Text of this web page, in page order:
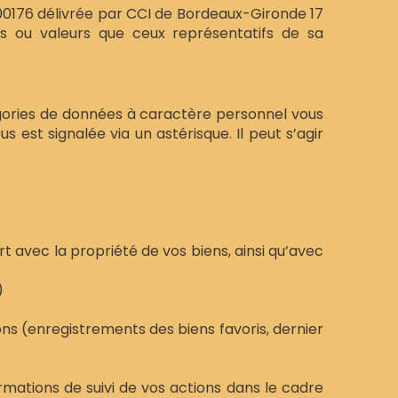
délivrée par CCI de Bordeaux-Gironde 17
ou valeurs que ceux représentatifs de sa
de données à caractère personnel vous
signalée via un astérisque. Il peut s’agir
la propriété de vos biens, ainsi qu’avec
(enregistrements des biens favoris, dernier
de suivi de vos actions dans le cadre